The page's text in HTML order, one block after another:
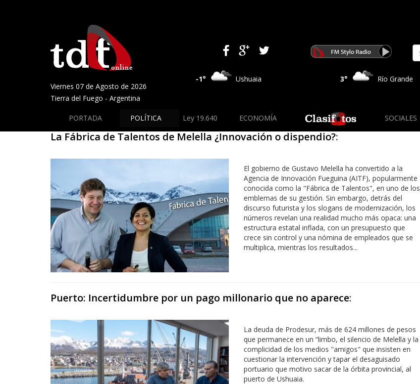
Viernes 07 de Agosto de 2026
Tierra del Fuego - Argentina
-1° Ushuaia 3° Río Grande
PORTADA POLÍTICA Ley 19.640 ECONOMÍA SOCIALES
La Fábrica de Talentos de Melella ¿Innovación o dispendio?:
El gobierno de Gustavo Melella ha convertido a la
Agencia de Innovación Fueguina (AITF), popularmente
conocida como la "Fábrica de Talentos", en uno de los
emblemas de su gestión. Sin embargo, detrás del
discurso futurista y los slogans de modernización, los
números revelan una realidad mucho más opaca: una
estructura estatal inflada, con un presupuesto que
crece sin control y una nómina de empleados que se
multiplica, mientras los resultados...
Puerto: Incertidumbre por un pago millonario que no aparece:
La deuda de Prodesur, más de 624 millones de pesos
que permanece en un “limbo, el silencio de Melella y la
complicidad de los medios "amigos" que insisten en
cuestionar la intervención y tapar el desaguisado
portuario que motivo sacar de la órbita provincial, al
puerto de Ushuaia.